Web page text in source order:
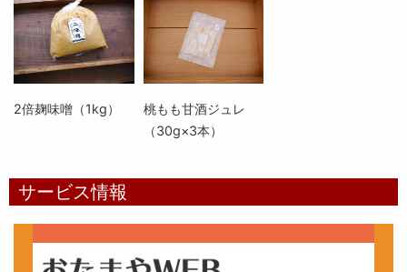
2倍麹味噌（1kg）
桃もも甘酒ジュレ
（30g×3本）
サービス情報